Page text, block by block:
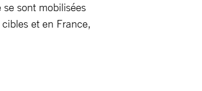
se sont mobilisées
et en France,